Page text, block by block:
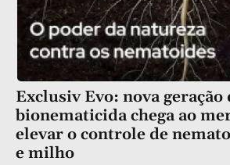
Exclusiv Evo: nova geração
bionematicida chega ao
elevar o controle de
e milho